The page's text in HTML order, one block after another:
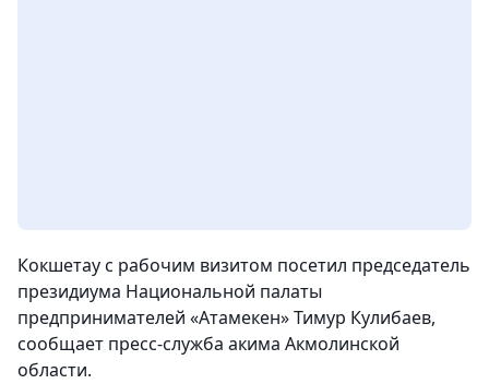
Кокшетау с рабочим визитом посетил председатель
президиума Национальной палаты
предпринимателей «Атамекен» Тимур Кулибаев,
сообщает пресс-служба акима Акмолинской
области.